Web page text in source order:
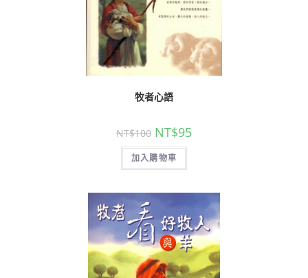
牧者心語
NT$100 NT$95
加入購物車